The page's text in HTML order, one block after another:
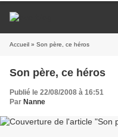
Accueil » Son père, ce héros
Son père, ce héros
Publié le 22/08/2008 à 16:51
Par Nanne